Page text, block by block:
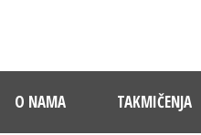
O NAMA TAKMIČENJA